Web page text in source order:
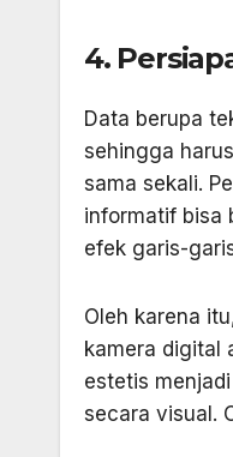
4.
Data berupa
sehingga
sama sekali.
informatif bisa
efek garis-
Oleh karena
kamera digital
estetis
secara visual.